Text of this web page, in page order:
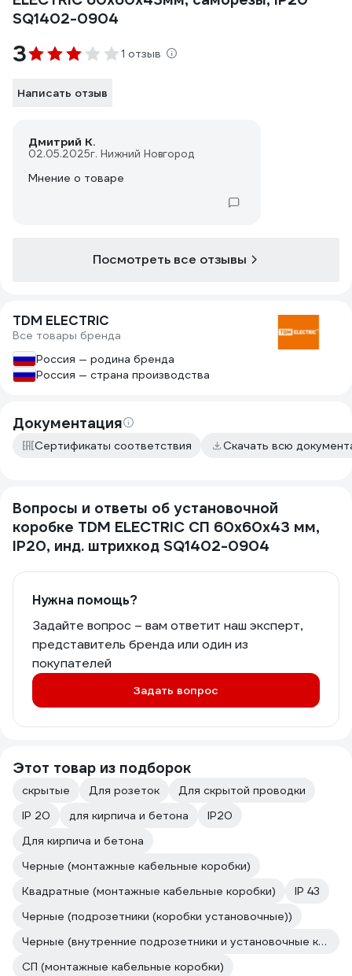
SQ1402-0904
3 1 отзыв
Написать отзыв
Дмитрий К.
02.05.2025г. Нижний Новгород
Мнение о товаре
Посмотреть все отзывы
TDM ELECTRIC
Все товары бренда
Россия — родина бренда
Россия — страна производства
Документация
Сертификаты соответствия Скачать всю
Вопросы и ответы об установочной
коробке TDM ELECTRIC СП 60x60x43 мм,
IP20, инд. штрихкод SQ1402-0904
Нужна помощь?
Задайте вопрос – вам ответит наш эксперт,
представитель бренда или один из
покупателей
Задать вопрос
Этот товар из подборок
скрытые Для розеток
Для скрытой проводки
IP 20
для кирпича и бетона
IP20
Для кирпича и бетона
Черные (монтажные кабельные коробки)
Квадратные (монтажные кабельные коробки)
IP 43
Черные (подрозетники (коробки установочные))
Черные (внутренние подрозетники и установочные коробки скрытой установки)
СП (монтажные кабельные коробки)